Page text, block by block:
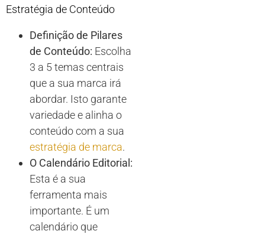
Estratégia de Conteúdo
Definição de Pilares
de Conteúdo: Escolha
3 a 5 temas centrais
que a sua marca irá
abordar. Isto garante
variedade e alinha o
conteúdo com a sua
estratégia de marca.
O Calendário Editorial:
Esta é a sua
ferramenta mais
importante. É um
calendário que